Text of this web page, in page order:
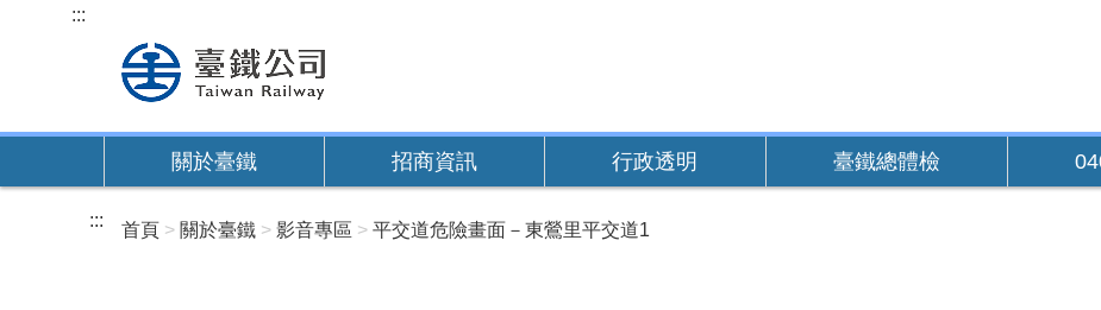
內
:::
關於臺鐵 招商資訊 行政透明 臺鐵總體檢
::: 首頁 關於臺鐵 影音專區 平交道危險畫面－東鶯里平交道1